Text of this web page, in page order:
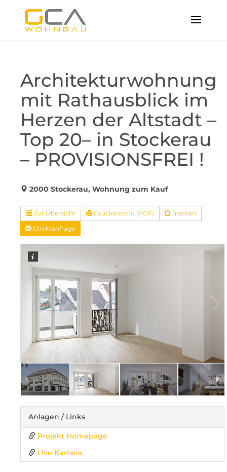
Architekturwohnung
mit Rathausblick im
Herzen der Altstadt –
Top 20– in Stockerau
– PROVISIONSFREI !
2000 Stockerau, Wohnung zum Kauf
Zur Übersicht Druckansicht (PDF)
merken
Direktanfrage
2
Anlagen / Links
Projekt Homepage
Live Kamera